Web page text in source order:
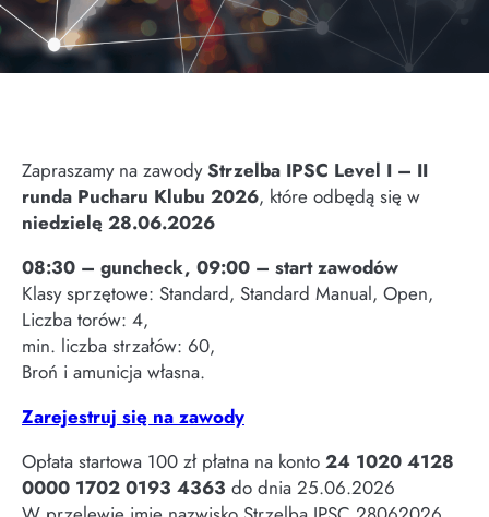
Zapraszamy na zawodyStrzelba IPSC Level I – II
runda Pucharu Klubu 2026, które odbędą się w
niedzielę 28.06.2026
08:30 – guncheck, 09:00 – start zawodów
Klasy sprzętowe: Standard, Standard Manual, Open,
Liczba torów: 4,
min. liczba strzałów: 60,
Broń i amunicja własna.
Zarejestruj się na zawody
Opłata startowa 100 zł płatna na konto 24 1020 4128
0000 1702 0193 4363 do dnia 25.06.2026